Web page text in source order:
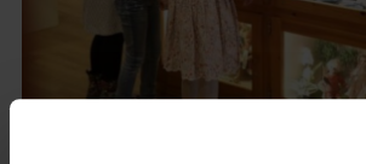
8. Ausflug ins Museum – ja,